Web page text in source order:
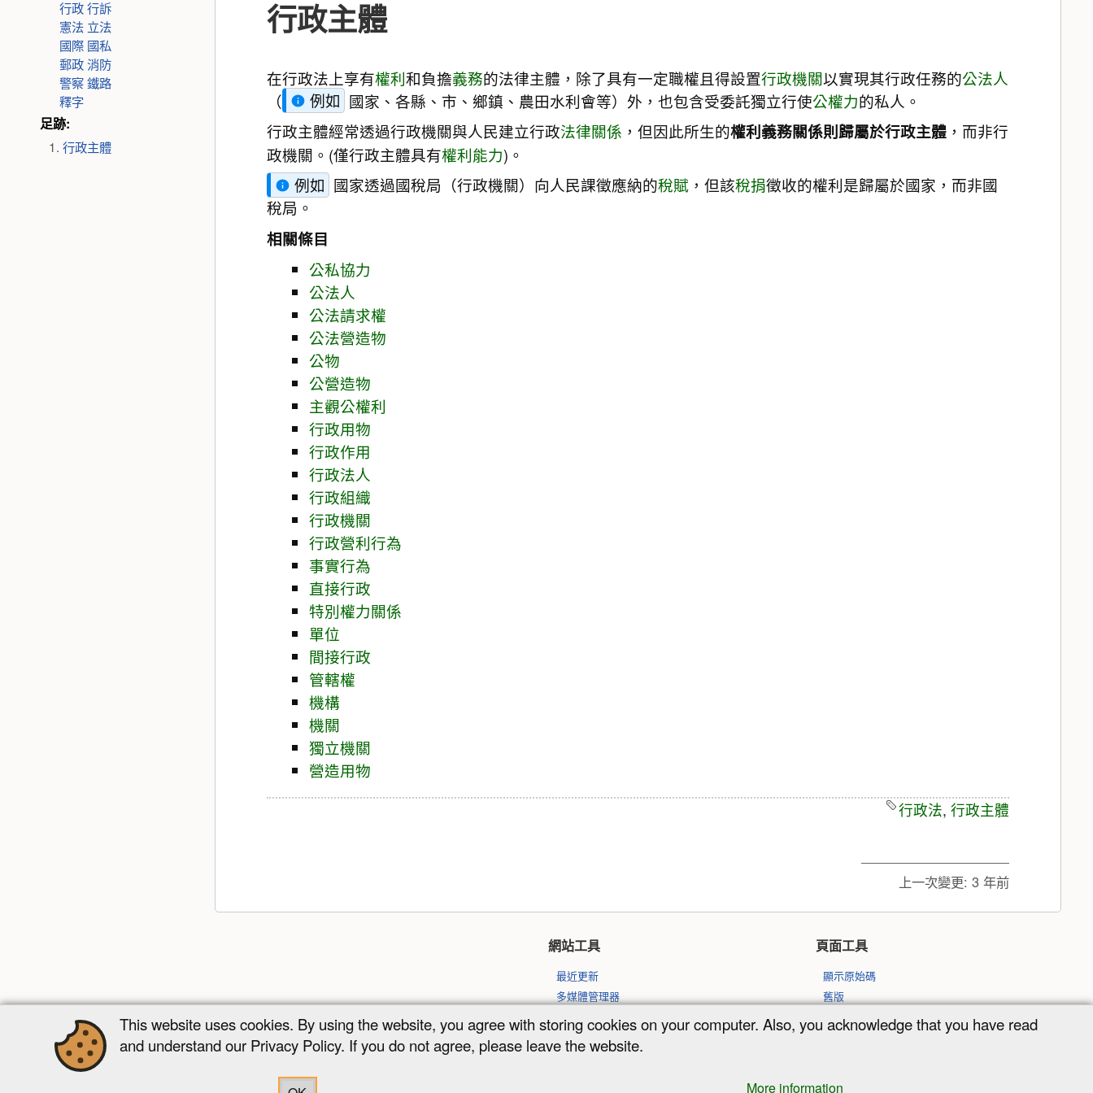
行政行訴
憲法 立法
國際 國私
郵政消防
警察鐵路
釋字
足跡:
行政主體
行政主體
在行政法上享有權利和負擔義務的法律主體，除了具有一定職權且得設置行政機關以實現其行政任務的公法人
（
例如 國家、各縣、市、鄉鎮、農田水利會等）外，也包含受委託獨立行使公權力的私人。
行政主體經常透過行政機關與人民建立行政法律關係 ，但因此所生的權利義務關係則歸屬於行政主體 ，而非行
政機關。(僅行政主體具有權利能力)。
例如 國家透過國稅局（行政機關）向人民課徵應納的稅賦 ，但該稅捐徵收的權利是歸屬於國家，而非國
稅局。
相關條目
公私協力
公法人
公法請求權
公法營造物
公物
公營造物
主觀公權利
行政用物
行政作用
行政法人
行政組織
行政機關
行政營利行為
事實行為
直接行政
特別權力關係
單位
間接行政
管轄權
機構
機關
獨立機關
營造用物
行政法, 行政主體
上一次變更: 3 年前
網站工具
最近更新
多媒體管理器
網站地圖
頁面工具
顯示原始碼
舊版
反向連結
This website uses cookies. By using the website, you agree with storing cookies on your computer. Also, you acknowledge that you have read
and understand our Privacy Policy. If you do not agree, please leave the website.
More information